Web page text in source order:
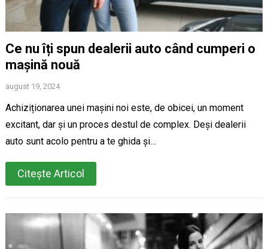
Ce nu îți spun dealerii auto când cumperi o
mașină nouă
august 19, 2024
Achiziționarea unei mașini noi este, de obicei, un moment
excitant, dar și un proces destul de complex. Deși dealerii
auto sunt acolo pentru a te ghida și…
Citește Articol